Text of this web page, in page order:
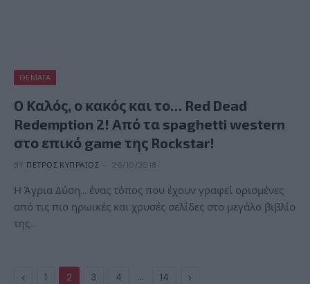
ΘΈΜΑΤΑ
O Καλός, ο κακός και το… Red Dead
Redemption 2! Από τα spaghetti western
στο επικό game της Rockstar!
BY ΠΈΤΡΟΣ ΚΥΠΡΑΊΟΣ 26/10/2018
Η Άγρια Δύση… ένας τόπος που έχουν γραφεί ορισμένες
από τις πιο ηρωικές και χρυσές σελίδες στο μεγάλο βιβλίο
της…
Previous
1 2 3 4 … 14 Next